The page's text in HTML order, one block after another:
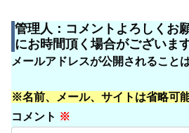
管理人：コメントよろしくお
にお時間頂く場合がございま
メールアドレスが公開されること
※名前、メール、サイトは省略可
コメント ※